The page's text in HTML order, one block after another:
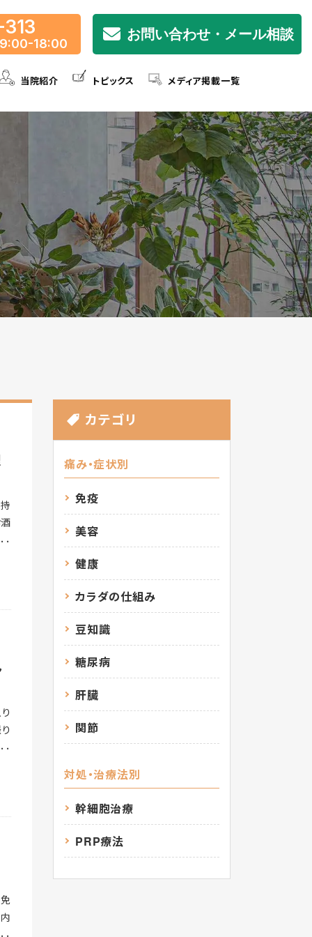
9:00-18:00
お問い合わせ・メール相談
当院紹介 トピックス メディア掲載一覧
カテゴリ
痛み・症状別
免疫
美容
健康
カラダの仕組み
豆知識
糖尿病
肝臓
関節
対処・治療法別
幹細胞治療
PRP療法